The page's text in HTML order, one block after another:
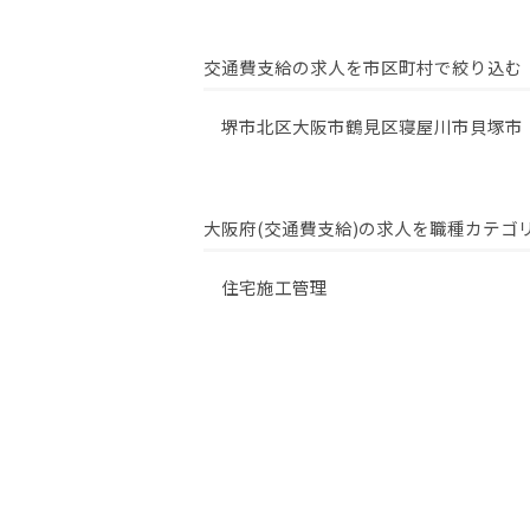
交通費支給の求人を市区町村で絞り込む
堺市北区大阪市鶴見区寝屋川市貝塚市
大阪府(交通費支給)の求人を職種カテゴ
住宅施工管理